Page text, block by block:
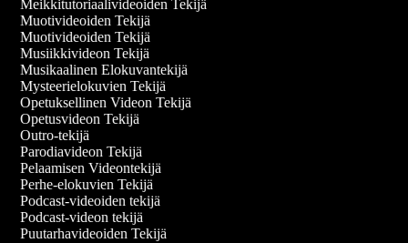
Meikkitutoriaalivideoiden Tekijä
Muotivideoiden Tekijä
Muotivideoiden Tekijä
Musiikkivideon Tekijä
Musikaalinen Elokuvantekijä
Mysteerielokuvien Tekijä
Opetuksellinen Videon Tekijä
Opetusvideon Tekijä
Outro-tekijä
Parodiavideon Tekijä
Pelaamisen Videontekijä
Perhe-elokuvien Tekijä
Podcast-videoiden tekijä
Podcast-videon tekijä
Puutarhavideoiden Tekijä